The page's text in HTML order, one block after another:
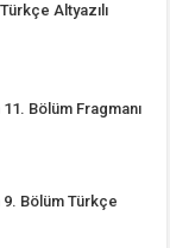
Altyazılı
Bölüm Fragmanı
Bölüm Türkçe